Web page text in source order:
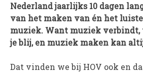
Saxofoonkwartet Hova
Klarinettenensemble
PROJECTEN
Muziek is de
Nederland jaarlijks 10 dagen
van het maken van én het
muziek. Want muziek
je blij, en muziek maken kan
Dat vinden we bij HOV ook en